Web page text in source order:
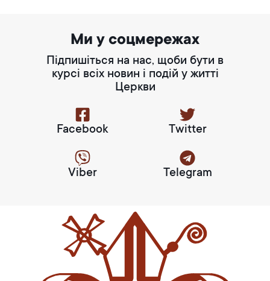
Ми у соцмережах
Підпишіться на нас, щоби бути в
курсі всіх новин і подій у житті
Церкви
Facebook Twitter
Viber Telegram